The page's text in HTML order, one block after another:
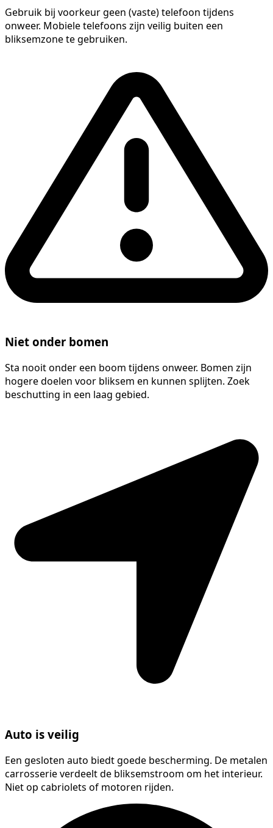
Gebruik bij voorkeur geen (vaste) telefoon tijdens
onweer. Mobiele telefoons zijn veilig buiten een
bliksemzone te gebruiken.
Niet onder bomen
Sta nooit onder een boom tijdens onweer. Bomen zijn
hogere doelen voor bliksem en kunnen splijten. Zoek
beschutting in een laag gebied.
Auto is veilig
Een gesloten auto biedt goede bescherming. De metalen
carrosserie verdeelt de bliksemstroom om het interieur.
Niet op cabriolets of motoren rijden.